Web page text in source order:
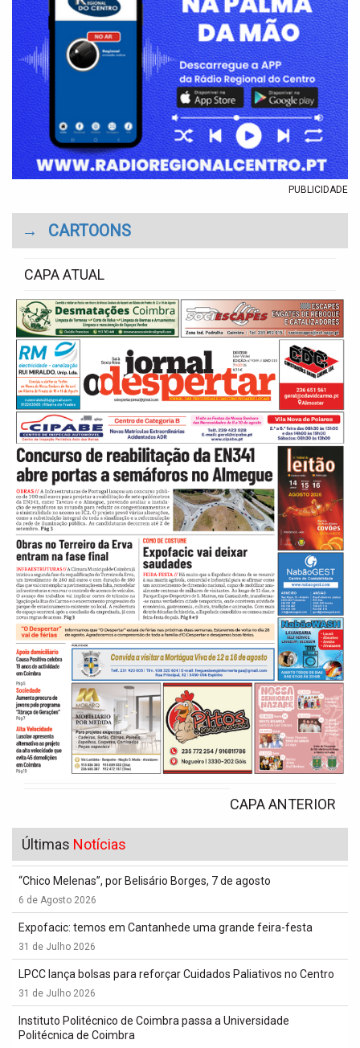
PUBLICIDADE
→ CARTOONS
CAPA ATUAL
CAPA ANTERIOR
Últimas Notícias
“Chico Melenas”, por Belisário Borges, 7 de agosto
6 de Agosto 2026
Expofacic: temos em Cantanhede uma grande feira-festa
31 de Julho 2026
LPCC lança bolsas para reforçar Cuidados Paliativos no Centro
31 de Julho 2026
Instituto Politécnico de Coimbra passa a Universidade
Politécnica de Coimbra